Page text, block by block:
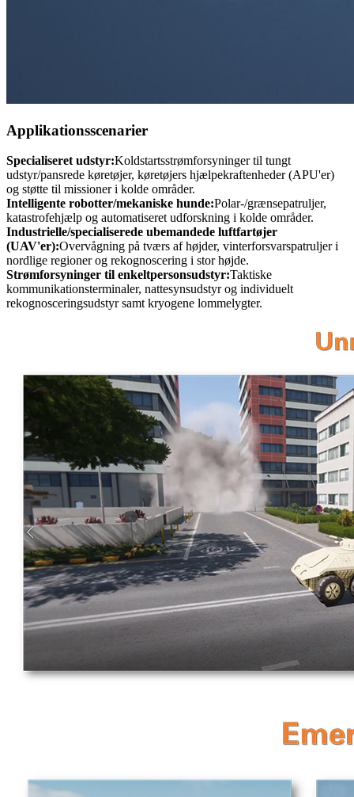
Applikationsscenarier
Specialiseret udstyr:Koldstartsstrømforsyninger til tungt
udstyr/pansrede køretøjer, køretøjers hjælpekraftenheder (APU'er)
og støtte til missioner i kolde områder.
Intelligente robotter/mekaniske hunde:Polar-/grænsepatruljer,
katastrofehjælp og automatiseret udforskning i kolde områder.
Industrielle/specialiserede ubemandede luftfartøjer
(UAV'er):Overvågning på tværs af højder, vinterforsvarspatruljer i
nordlige regioner og rekognoscering i stor højde.
Strømforsyninger til enkeltpersonsudstyr:Taktiske
kommunikationsterminaler, nattesynsudstyr og individuelt
rekognosceringsudstyr samt kryogene lommelygter.